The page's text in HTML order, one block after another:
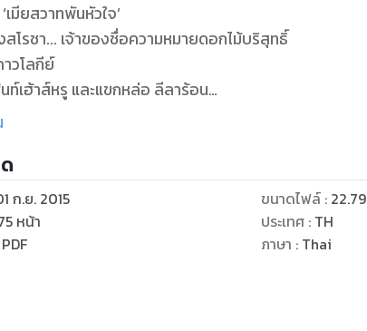
มียสวาทพันหัวใจ’
สโรชา... เจ้าของชื่อความหมายดอกไม้บริสุทธิ์
วโลกีย์
ท์เฮ้าส์หรู และแขกหล่อ ลีลาร้อน
ามรัก ... ความใคร่
อาลูกไปก็เชิญ แต่ฉันกับแม่ไม่ไป”
อประวิงเวลา ... เธอไม่มีทางให้ลูกกับเขาหรอก
ก.ย. 2015
หน้า
PDF
ขนาดไฟล์: 22.79
ประเทศ : TH
ภาษา : Thai